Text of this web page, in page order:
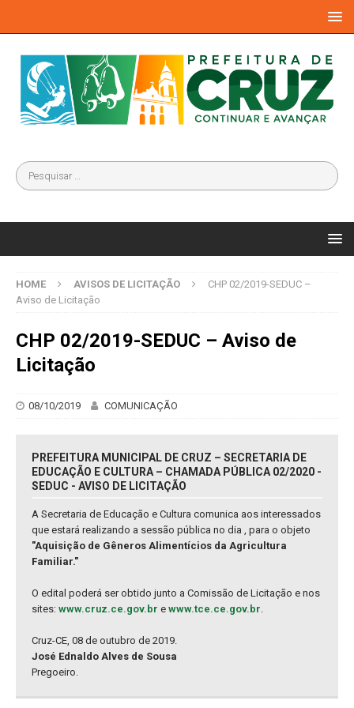
HOME AVISOS DE LICITAÇÃO
CHP 02/2019-SEDUC –
Aviso de Licitação
CHP 02/2019-SEDUC – Aviso de
Licitação
08/10/2019 COMUNICAÇÃO
PREFEITURA MUNICIPAL DE CRUZ – SECRETARIA DE
EDUCAÇÃO E CULTURA – CHAMADA PÚBLICA 02/2020 -
SEDUC - AVISO DE LICITAÇÃO
A Secretaria de Educação e Cultura comunica aos interessados
que estará realizando a sessão pública no dia , para o objeto
"Aquisição de Gêneros Alimentícios da Agricultura
Familiar."
O edital poderá ser obtido junto a Comissão de Licitação e nos
sites: www.cruz.ce.gov.br e www.tce.ce.gov.br.
Cruz-CE, 08 de outubro de 2019.
José Ednaldo Alves de Sousa
Pregoeiro.